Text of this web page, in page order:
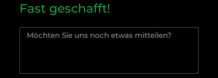
Fast geschafft!